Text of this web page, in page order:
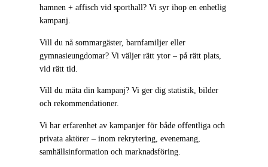
hamnen + affisch vid sporthall? Vi syr ihop en enhetlig
kampanj.
Vill du nå sommargäster, barnfamiljer eller
gymnasieungdomar? Vi väljer rätt ytor – på rätt plats,
vid rätt tid.
Vill du mäta din kampanj? Vi ger dig statistik, bilder
och rekommendationer.
Vi har erfarenhet av kampanjer för både offentliga och
privata aktörer – inom rekrytering, evenemang,
samhällsinformation och marknadsföring.